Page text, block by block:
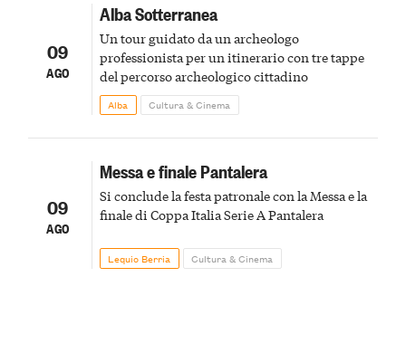
09
AGO
Alba Sotterranea
Un tour guidato da un archeologo
professionista per un itinerario con tre tappe
del percorso archeologico cittadino
Alba Cultura & Cinema
09
AGO
Messa e finale Pantalera
Si conclude la festa patronale con la Messa e la
finale di Coppa Italia Serie A Pantalera
Lequio Berria Cultura & Cinema